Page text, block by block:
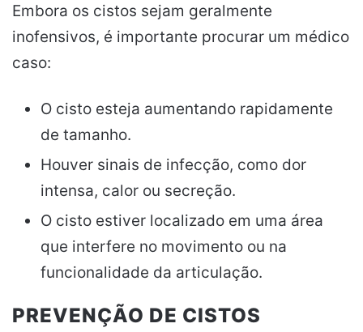
Embora os cistos sejam geralmente
inofensivos, é importante procurar um médico
caso:
O cisto esteja aumentando rapidamente
de tamanho.
Houver sinais de infecção, como dor
intensa, calor ou secreção.
O cisto estiver localizado em uma área
que interfere no movimento ou na
funcionalidade da articulação.
PREVENÇÃO DE CISTOS